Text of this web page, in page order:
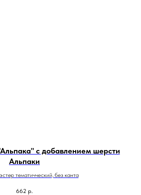
с добавлением шерсти
Альпаки
тематичческий, без канта
662 р.